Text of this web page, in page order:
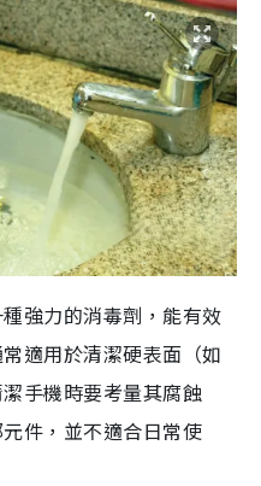
強力的消毒劑，能有效
適用於清潔硬表面（如
手機時要考量其腐蝕
件，並不適合日常使